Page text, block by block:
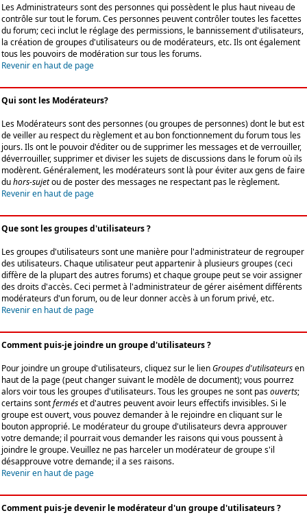
Les Administrateurs sont des personnes qui possèdent le plus haut niveau de
contrôle sur tout le forum. Ces personnes peuvent contrôler toutes les facettes
du forum; ceci inclut le réglage des permissions, le bannissement d'utilisateurs,
la création de groupes d'utilisateurs ou de modérateurs, etc. Ils ont également
tous les pouvoirs de modération sur tous les forums.
Revenir en haut de page
Qui sont les Modérateurs?
Les Modérateurs sont des personnes (ou groupes de personnes) dont le but est
de veiller au respect du règlement et au bon fonctionnement du forum tous les
jours. Ils ont le pouvoir d'éditer ou de supprimer les messages et de verrouiller,
déverrouiller, supprimer et diviser les sujets de discussions dans le forum où ils
modèrent. Généralement, les modérateurs sont là pour éviter aux gens de faire
duhors-sujetou de poster des messages ne respectant pas le règlement.
Revenir en haut de page
Que sont les groupes d'utilisateurs ?
Les groupes d'utilisateurs sont une manière pour l'administrateur de regrouper
des utilisateurs. Chaque utilisateur peut appartenir à plusieurs groupes (ceci
diffère de la plupart des autres forums) et chaque groupe peut se voir assigner
des droits d'accès. Ceci permet à l'administrateur de gérer aisément différents
modérateurs d'un forum, ou de leur donner accès à un forum privé, etc.
Revenir en haut de page
Comment puis-je joindre un groupe d'utilisateurs ?
Pour joindre un groupe d'utilisateurs, cliquez sur le lienGroupes d'utilisateursen
haut de la page (peut changer suivant le modèle de document); vous pourrez
alors voir tous les groupes d'utilisateurs. Tous les groupes ne sont pasouverts;
certains sontferméset d'autres peuvent avoir leurs effectifs invisibles. Si le
groupe est ouvert, vous pouvez demander à le rejoindre en cliquant sur le
bouton approprié. Le modérateur du groupe d'utilisateurs devra approuver
votre demande; il pourrait vous demander les raisons qui vous poussent à
joindre le groupe. Veuillez ne pas harceler un modérateur de groupe s'il
désapprouve votre demande; il a ses raisons.
Revenir en haut de page
Comment puis-je devenir le modérateur d'un groupe d'utilisateurs ?